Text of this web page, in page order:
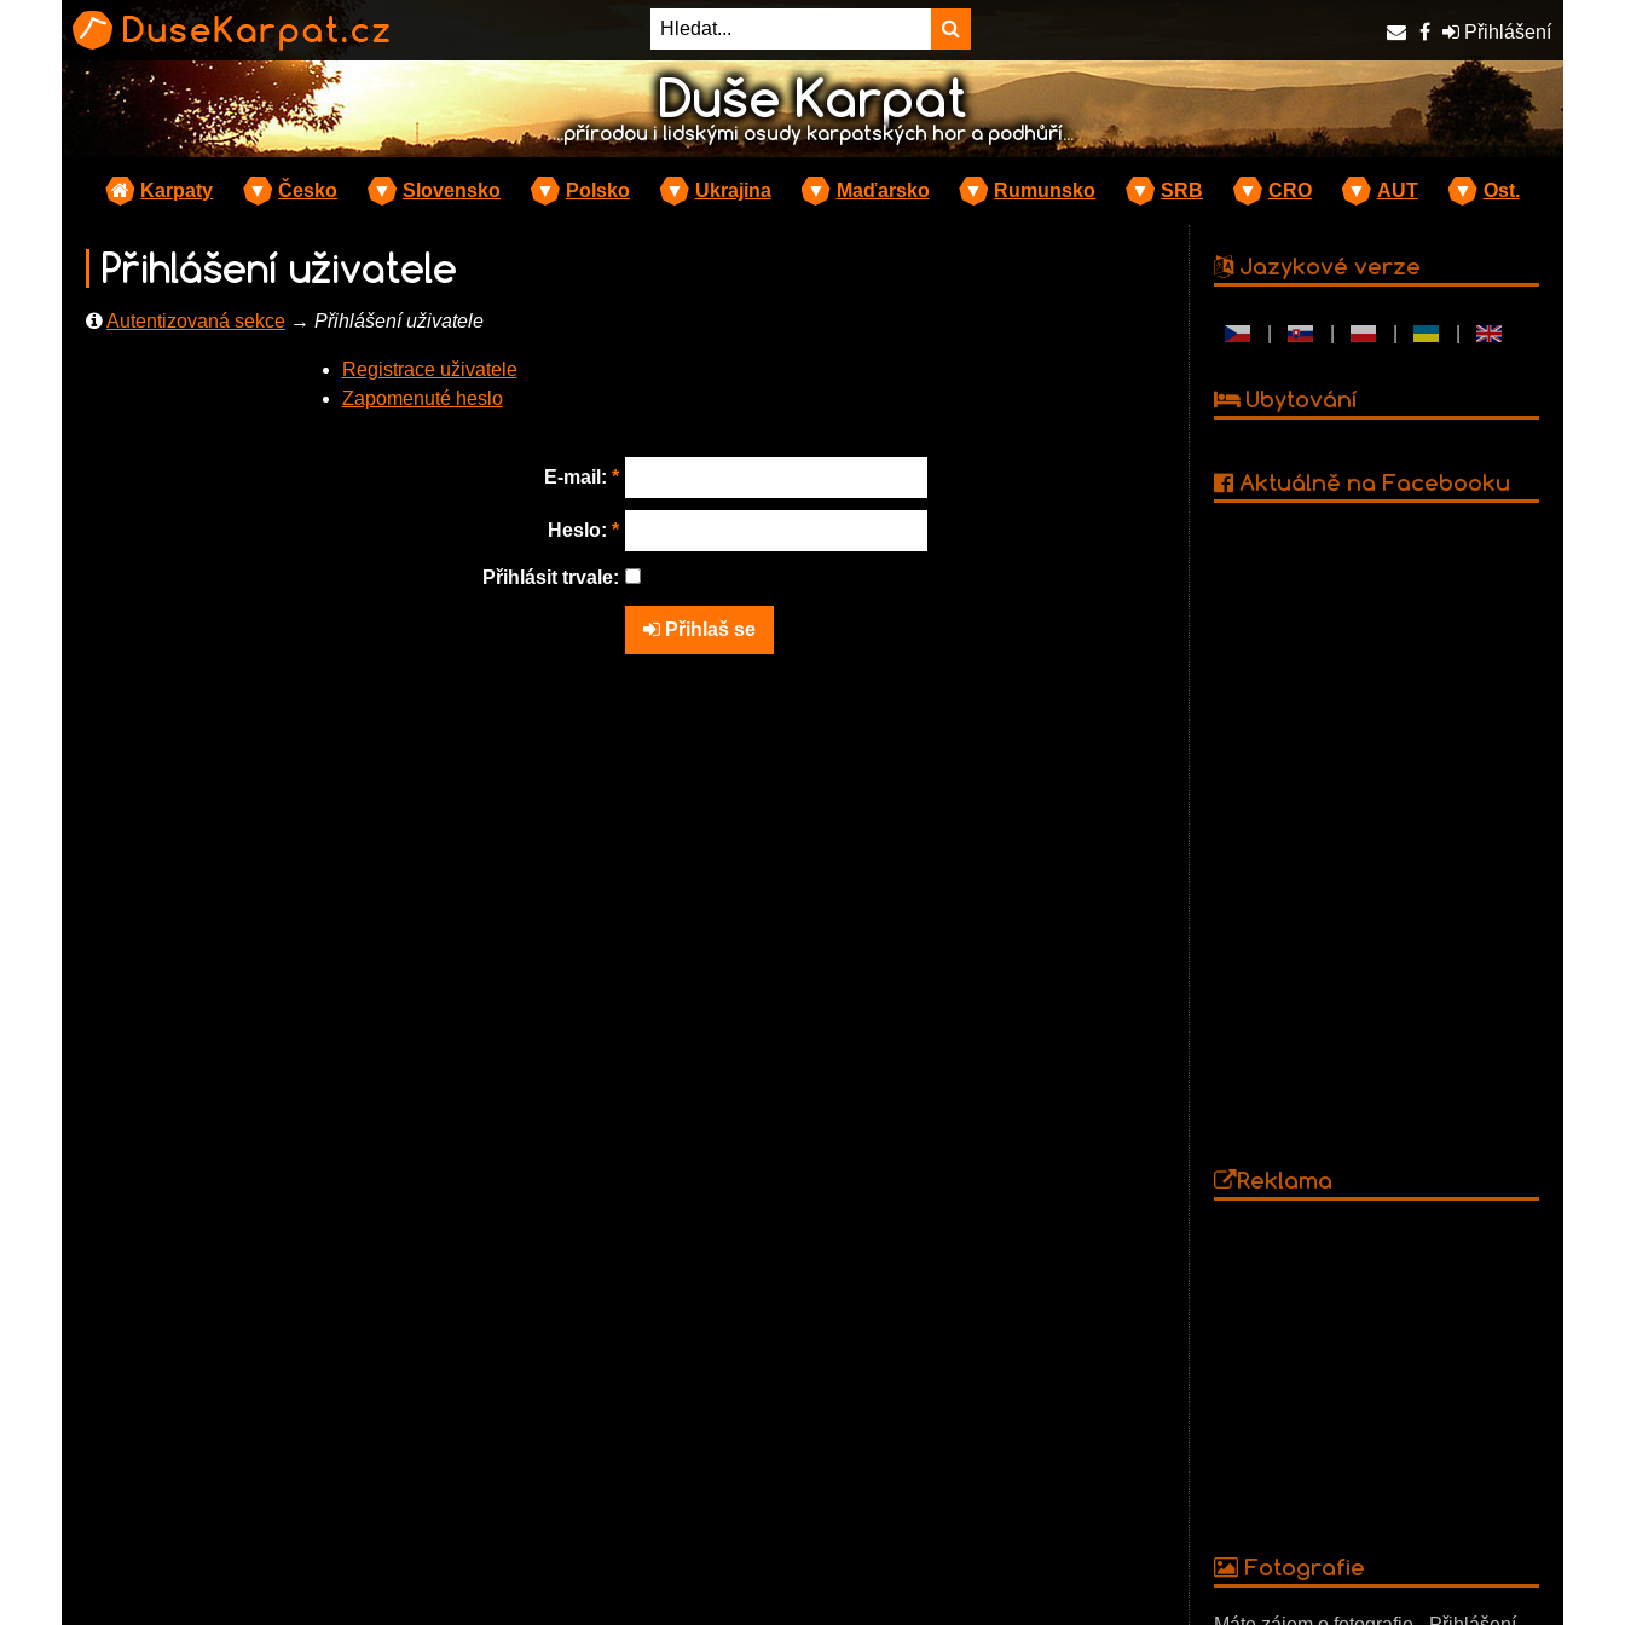
Duše Karpat
...přírodou i lidskými osudy karpatských hor a podhůří...
Přihlášení
Karpaty ▼ Česko ▼ Slovensko ▼ Polsko ▼ Ukrajina ▼ Maďarsko ▼ Rumunsko ▼ SRB ▼ CRO ▼ AUT ▼ Ost.
Přihlášení uživatele
Autentizovaná sekce → Přihlášení uživatele
Registrace uživatele
Zapomenuté heslo
E-mail: *
Heslo: *
Přihlásit trvale:
Přihlaš se
Jazykové verze
Ubytování
Aktuálně na Facebooku
Reklama
Fotografie